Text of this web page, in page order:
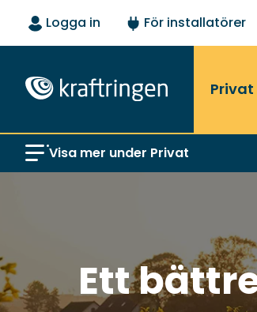
Logga in För installatörer
Privat
Visa mer under Privat
Ett